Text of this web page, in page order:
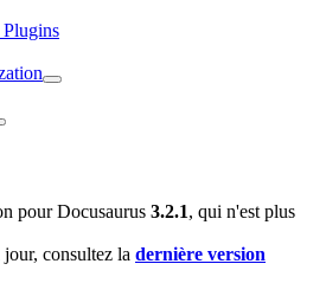
pourDocusaurus 3.2.1, qui n'est plus
consultez la dernière version